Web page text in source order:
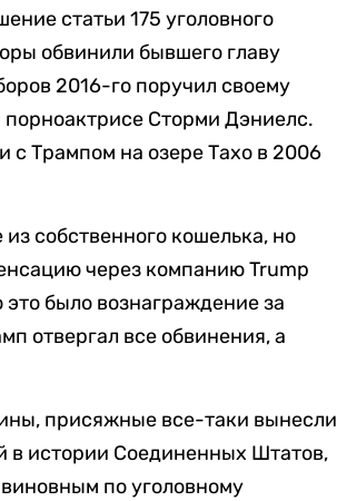
статьи 175 уголовного
обвинили бывшего главу
2016-го поручил своему
порноактрисе Сторми Дэниелс.
с Трампом на озере Тахо в 2006
собственного кошелька, но
через компанию Trump
было вознаграждение за
отвергал все обвинения, а
присяжные все-таки вынесли
в истории Соединенных Штатов,
по уголовному